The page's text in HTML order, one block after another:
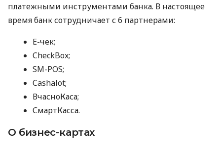
платежными инструментами банка. В настоящее
время банк сотрудничает с 6 партнерами:
E-чек;
CheckBox;
SM-POS;
Cashalot;
ВчасноКаса;
СмартКасса.
О бизнес-картах